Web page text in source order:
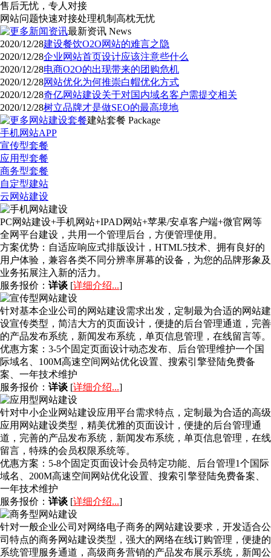
售后无忧，专人对接
网站问题快速对接处理机制高枕无忧
最新资讯 News
2020/12/28建设餐饮O2O网站的难言之隐
2020/12/28企业网站首页设计应该注意些什么
2020/12/28电商O2O的出现带来的团购危机
2020/12/28网站优化为何推崇白帽优化方式
2020/12/28奇亿网站建设关于对国内域名客户需提交相关
2020/12/28树立品牌才是做SEO的最高境地
建站套餐 Package
手机网站APP
宣传型套餐
应用型套餐
商务型套餐
自定型建站
云网站建设
PC网站建设+手机网站+IPAD网站+苹果/安卓客户端+微官网等
全网平台建设，共用一个管理后台，方便管理使用。
方案优势： 自适应响应式排版设计，HTML5技术、拥有良好的
用户体验，兼容各类不同分辨率屏幕的设备，为您的品牌形象及
业务拓展注入新的活力。
服务报价： 详谈 [详细介绍...]
针对基本企业公司的网站建设需求出发，定制最为合适的网站建
设宣传类型，简洁大方的页面设计，便捷的后台管理通道，完善
的产品发布系统，新闻发布系统，单页信息管理，在线留言等。
优惠方案： 3-5个固定页面设计动态发布、后台管理维护一个国
际域名、100M高速空间网站优化设置、搜索引擎登陆免费备
案、一年技术维护
服务报价： 详谈 [详细介绍...]
针对中小企业网站建设应用平台需求特点，定制最为合适的高级
应用网站建设类型，精美优雅的页面设计，便捷的后台管理通
道，完善的产品发布系统，新闻发布系统，单页信息管理，在线
留言，特殊的会员权限系统等。
优惠方案： 5-8个固定页面设计会员特定功能、后台管理1个国际
域名、200M高速空间网站优化设置、搜索引擎登陆免费备案、
一年技术维护
服务报价： 详谈 [详细介绍...]
针对一般企业公司对网络电子商务的网站建设要求，开发适合公
司特点的商务网站建设类型，强大的网络在线订购管理，便捷的
系统管理服务通道，高级商务营销的产品发布展示系统，新闻公